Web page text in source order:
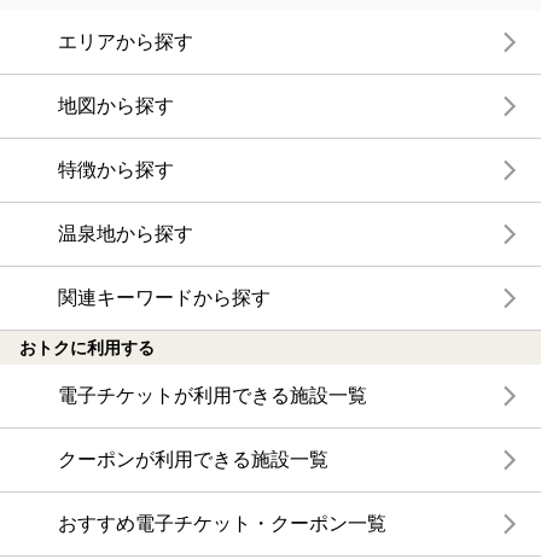
エリアから探す
地図から探す
特徴から探す
温泉地から探す
関連キーワードから探す
おトクに利用する
電子チケットが利用できる施設一覧
クーポンが利用できる施設一覧
おすすめ電子チケット・クーポン一覧